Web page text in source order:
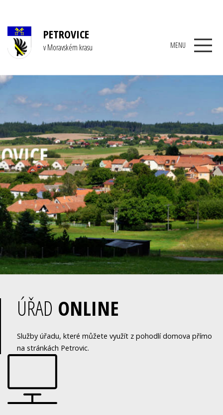
PETROVICE
v Moravském krasu MENU
ÚŘAD ONLINE
Služby úřadu, které můžete využít z pohodlí domova přímo
na stránkách Petrovic.